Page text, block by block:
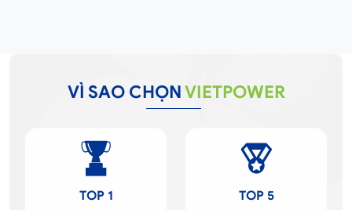
VÌ SAO CHỌNVIETPOWER
TOP 1 TOP 5